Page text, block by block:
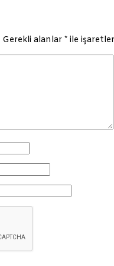
Gerekli alanlar * ile